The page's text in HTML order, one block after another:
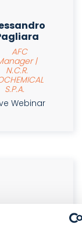
AFC
|
N.C.R.
S.P.A.
Webinar
alla